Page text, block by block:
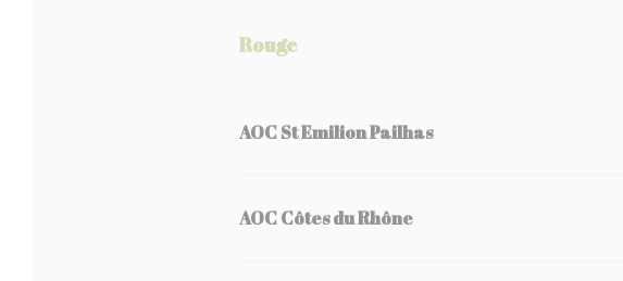
Rouge
AOC St Emilion Pailhas
AOC Côtes du Rhône